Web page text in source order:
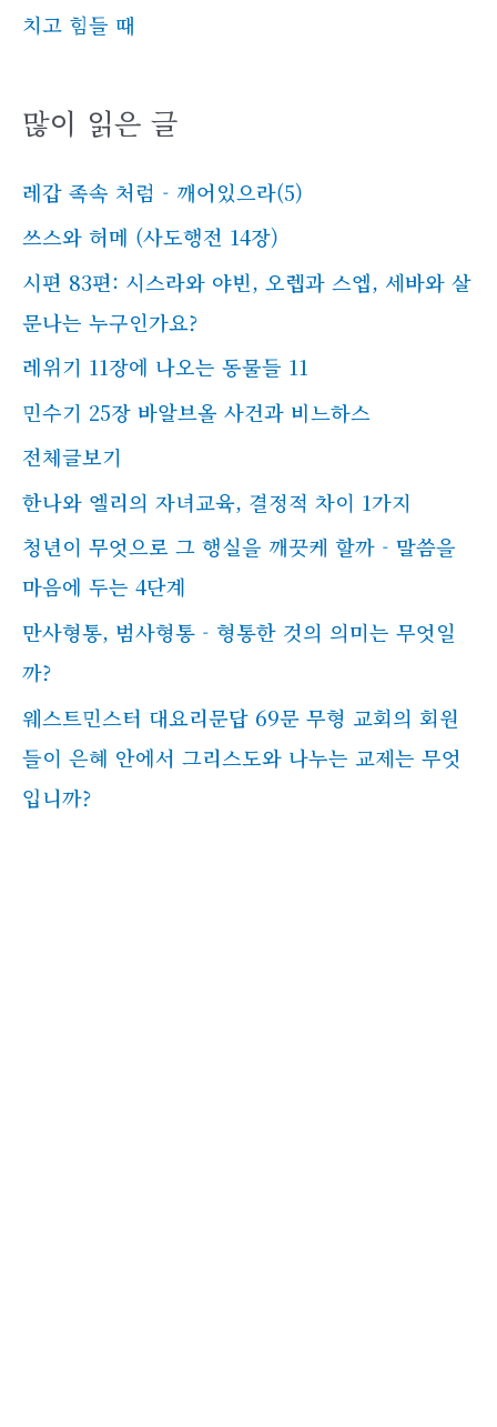
치고 힘들 때
많이 읽은 글
레갑 족속 처럼 - 깨어있으라(5)
쓰스와 허메 (사도행전 14장)
시편 83편: 시스라와 야빈, 오렙과 스엡, 세바와 살
문나는 누구인가요?
레위기 11장에 나오는 동물들 11
민수기 25장 바알브올 사건과 비느하스
전체글보기
한나와 엘리의 자녀교육, 결정적 차이 1가지
청년이 무엇으로 그 행실을 깨끗케 할까 - 말씀을
마음에 두는 4단계
만사형통, 범사형통 - 형통한 것의 의미는 무엇일
까?
웨스트민스터 대요리문답 69문 무형 교회의 회원
들이 은혜 안에서 그리스도와 나누는 교제는 무엇
입니까?